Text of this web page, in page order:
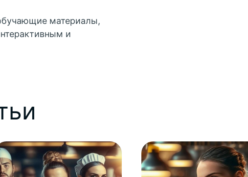
материалы,
и